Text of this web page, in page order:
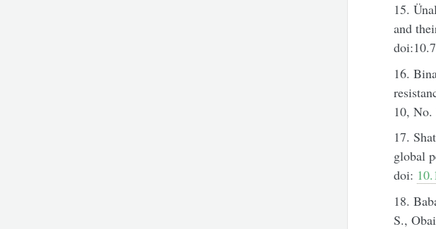
15.
and
16.
10,
17.
global
doi:
18.
S.,